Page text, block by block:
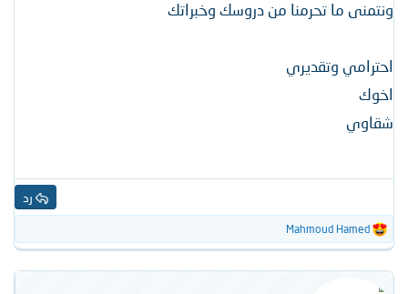
ونتمنى ما تحرمنا من دروسك وخبراتك
احترامي وتقديري
اخوك
شقاوي
رد
ا
ل
Mahmoud Hamed